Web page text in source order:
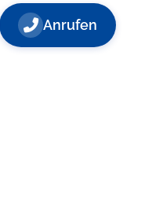
Anrufen